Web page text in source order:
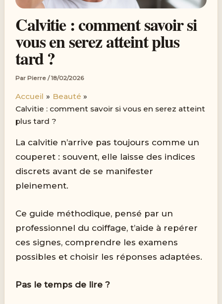
Calvitie : comment savoir si
vous en serez atteint plus
tard ?
Par Pierre/18/02/2026
Accueil
Beauté
Calvitie : comment savoir si vous en serez atteint
plus tard ?
La calvitie n’arrive pas toujours comme un
couperet : souvent, elle laisse des indices
discrets avant de se manifester
pleinement.
Ce guide méthodique, pensé par un
professionnel du coiffage, t’aide à repérer
ces signes, comprendre les examens
possibles et choisir les réponses adaptées.
Pas le temps de lire ?